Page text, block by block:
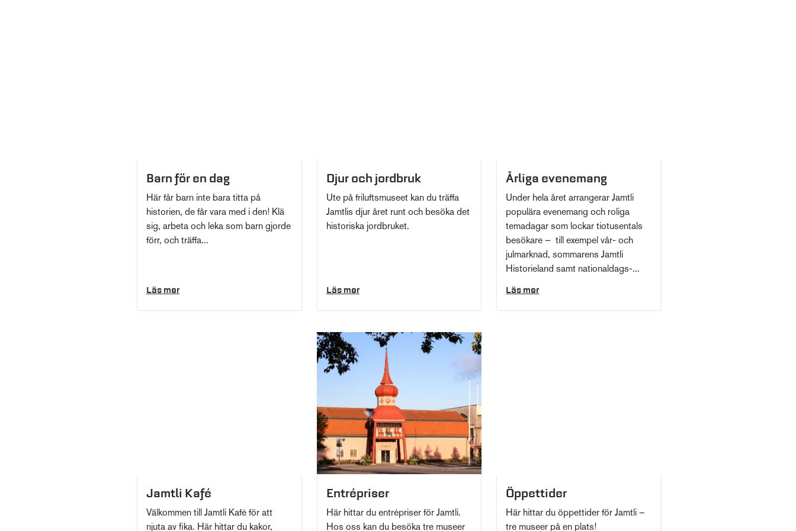
Barn för en dag
Här får barn inte bara titta på
historien, de får vara med i den! Klä
sig, arbeta och leka som barn gjorde
förr, och träffa...
Läs mer
Djur och jordbruk
Ute på friluftsmuseet kan du träffa
Jamtlis djur året runt och besöka det
historiska jordbruket.
Läs mer
Årliga evenemang
Under hela året arrangerar Jamtli
populära evenemang och roliga
temadagar som lockar tiotusentals
besökare – till exempel vår- och
julmarknad, sommarens Jamtli
Historieland samt nationaldags-...
Läs mer
Jamtli Kafé
Välkommen till Jamtli Kafé för att
njuta av fika. Här hittar du kakor,
Entrépriser
Här hittar du entrépriser för Jamtli.
Hos oss kan du besöka tre museer
Öppettider
Här hittar du öppettider för Jamtli –
tre museer på en plats!